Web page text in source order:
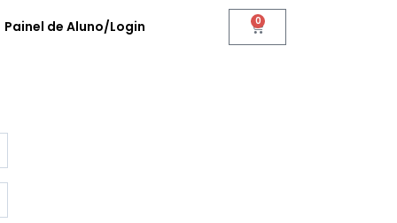
Painel de Aluno/Login 0